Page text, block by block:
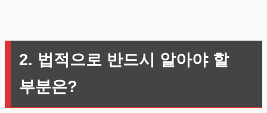
2. 법적으로 반드시 알아야 할
부분은?